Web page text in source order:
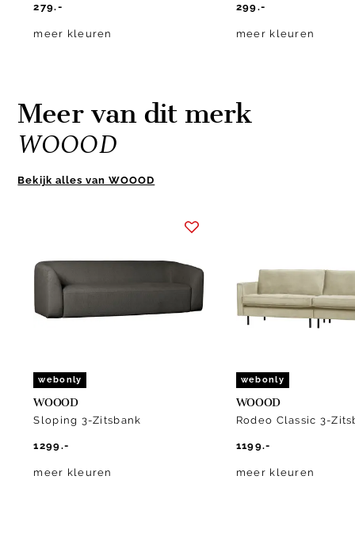
279.-
meer kleuren
299.-
meer kleuren
Meer van dit merk
WOOOD
Bekijk alles van WOOOD
webonly
WOOOD
Sloping 3-Zitsbank
1299.-
meer kleuren
webonly
WOOOD
Rodeo Classic 3-
1199.-
meer kleuren